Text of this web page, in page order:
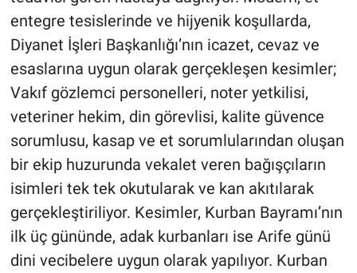
entegre tesislerinde ve hijyenik koşullarda,
Diyanet İşleri Başkanlığı’nın icazet, cevaz ve
esaslarına uygun olarak gerçekleşen kesimler;
Vakıf gözlemci personelleri, noter yetkilisi,
veteriner hekim, din görevlisi, kalite güvence
sorumlusu, kasap ve et sorumlularından oluşan
bir ekip huzurunda vekalet veren bağışçıların
isimleri tek tek okutularak ve kan akıtılarak
gerçekleştiriliyor. Kesimler, Kurban Bayramı’nın
ilk üç gününde, adak kurbanları ise Arife günü
dini vecibelere uygun olarak yapılıyor. Kurban
Magazin
Çevre
Haberde İnsan